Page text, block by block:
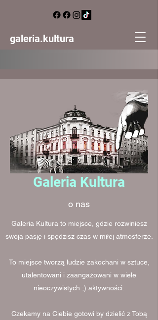
galeria.kultura
Galeria Kultura
o nas
Galeria Kultura to miejsce, gdzie rozwiniesz
swoją pasję i spędzisz czas w miłej atmosferze.
To miejsce tworzą ludzie zakochani w sztuce,
utalentowani i zaangażowani w wiele
nieoczywistych ;) aktywności.
Czekamy na Ciebie gotowi by dzielić z Tobą